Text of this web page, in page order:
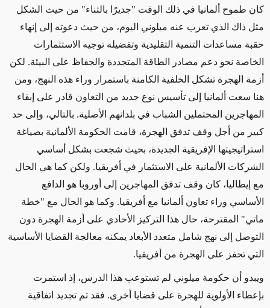
كان طموح ألمانيا في ذلك الوقت "جديرًا بالثناء" من حيث الشكل
مثل ذاك الذي تعرب عنه ميلوني اليوم، من حيث دعوته إلى إنهاء
حقبة مساعدات التنمية التقليدية وتفضيله توجيه الاستثمارات
الخاصة نحو دعم مصادر الطاقة المتجددة والحفاظ على البيئة. لكن
أزمة الهجرة تشكل الخلفية الكامنة باستمرار وراء هذه النهج، ومن
هنا سعت ألمانيا إلى تأسيس نوع جديد من التعاون قادر على إبقاء
المهاجرين المحتملين الشباب في بلدانهم الأصلية. بالتالي، وإلى حد
كبير من أجل وقف تدفق الهجرة، قامت الحكومة الألمانية بصياغة
استراتيجيتها الإفريقية الجديدة، بحيث شجعت بشكل أساسي
الشركات الألمانية على الاستثمار في أفريقيا. ولكن كما هي الحال
مع إيطاليا، كان وقف تدفق المهاجرين إلى أوروبا هو الدافع
الأساسي وراء تعاون ألمانيا مع أفريقيا. وكما هو الحال مع "خطة
ماتي" المقترحة، حال هذا التركيز الأحادي على أزمة الهجرة دون
التوصل إلى نهج شامل متعدد الأبعاد يمكنه معالجة القضايا الأساسية
التي تحفز على الهجرة من أفريقيا.
ويبدو أن حكومة ميلوني لم تستوعب هذا الدرس، إذ استمرت
بإعطاء الأولوية للهجرة على قضايا أخرى. فقد تم تجديد اتفاقية